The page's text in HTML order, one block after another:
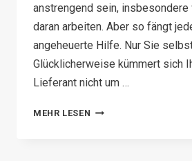
anstrengend sein, insbesondere
daran arbeiten. Aber so fängt
angeheuerte Hilfe. Nur Sie
Glücklicherweise kümmert sich
Lieferant nicht um …
MEHR LESEN 8